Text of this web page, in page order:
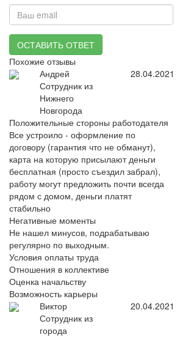
ОСТАВИТЬ ОТВЕТ
Похожие отзывы
Андрей
Сотрудник из
Нижнего
Новгорода
28.04.2021
Положительные стороны работодателя
Все устроило - оформление по
договору (гарантия что не обманут),
карта на которую присылают деньги
бесплатная (просто съездил забрал),
работу могут предложить почти всегда
рядом с домом, деньги платят
стабильно
Негативные моменты
Не нашел минусов, подрабатываю
регулярно по выходным.
Условия оплаты труда
Отношения в коллективе
Оценка начальству
Возможность карьеры
Виктор
Сотрудник из
города
20.04.2021